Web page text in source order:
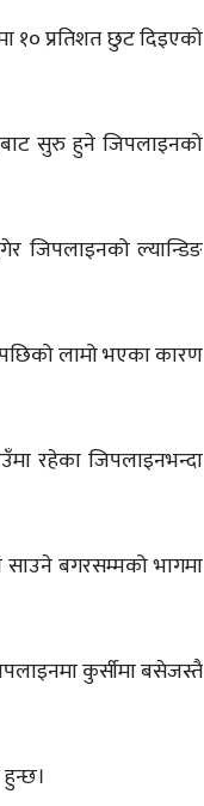
प्रतिशत छुट दिइएको
सुरु हुने जिपलाइनको
जिपलाइनको ल्यान्डिङ
लामो भएका कारण
रहेका जिपलाइनभन्दा
बगरसम्मको भागमा
कुर्सीमा बसेजस्तै